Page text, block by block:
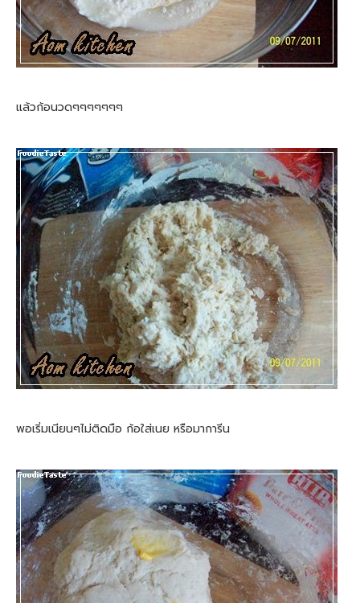
แล้วก้อนวดๆๆๆๆๆๆๆ
พอเริ่มเนียนๆไม่ติดมือ ก้อใส่เนย หรือมาการีน